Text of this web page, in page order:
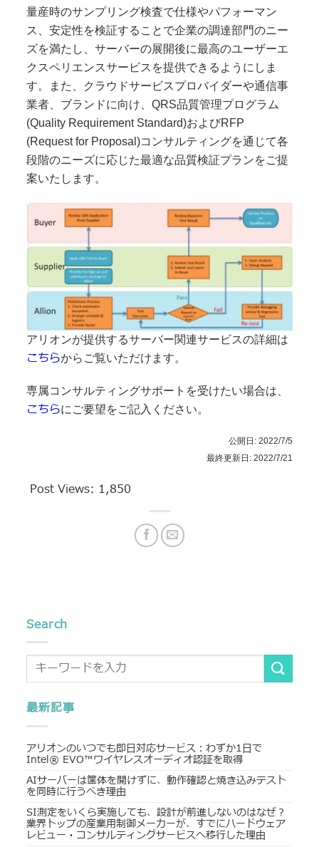
量産時のサンプリング検査で仕様やパフォーマン
ス、安定性を検証することで企業の調達部門のニー
ズを満たし、サーバーの展開後に最高のユーザーエ
クスペリエンスサービスを提供できるようにしま
す。また、クラウドサービスプロバイダーや通信事
業者、ブランドに向け、QRS品質管理プログラム
(Quality Requirement Standard)およびRFP
(Request for Proposal)コンサルティングを通じて各
段階のニーズに応じた最適な品質検証プランをご提
案いたします。
アリオンが提供するサーバー関連サービスの詳細は
こちらからご覧いただけます。
専属コンサルティングサポートを受けたい場合は、
こちらにご要望をご記入ください。
公開日: 2022/7/5
最終更新日: 2022/7/21
Post Views: 1,850
Search
最新記事
アリオンのいつでも即日対応サービス：わずか1日で
Intel® EVO™ワイヤレスオーディオ認証を取得
AIサーバーは筐体を開けずに、動作確認と焼き込みテスト
を同時に行うべき理由
SI測定をいくら実施しても、設計が前進しないのはなぜ？
業界トップの産業用制御メーカーが、すでにハードウェア
レビュー・コンサルティングサービスへ移行した理由